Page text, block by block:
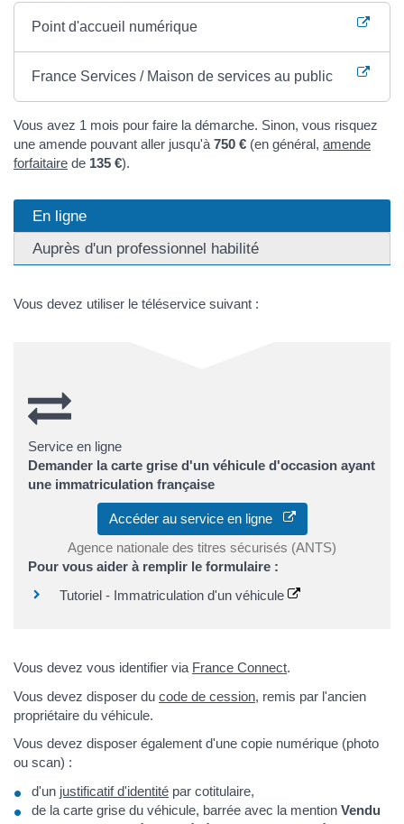
Point d'accueil numérique
France Services / Maison de services au public
Vous avez 1 mois pour faire la démarche. Sinon, vous risquez
une amende pouvant aller jusqu'à 750 € (en général, amende
forfaitaire de 135 €).
En ligne
Auprès d'un professionnel habilité
Vous devez utiliser le téléservice suivant :
Service en ligne
Demander la carte grise d'un véhicule d'occasion ayant
une immatriculation française
Accéder au service en ligne
Agence nationale des titres sécurisés (ANTS)
Pour vous aider à remplir le formulaire :
Tutoriel - Immatriculation d'un véhicule
Vous devez vous identifier via France Connect.
Vous devez disposer du code de cession, remis par l'ancien
propriétaire du véhicule.
Vous devez disposer également d'une copie numérique (photo
ou scan) :
d'un justificatif d'identité par cotitulaire,
de la carte grise du véhicule, barrée avec la mention Vendu